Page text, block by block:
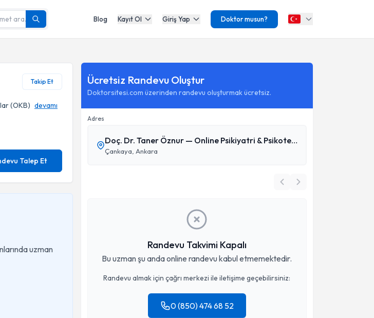
Blog Kayıt Ol Giriş Yap Doktor musun?
Takip Et
(OKB) devamı
Talep Et
uzman
Ücretsiz Randevu Oluştur
Doktorsitesi.com üzerinden randevu oluşturmak ücretsiz.
Adres
Doç. Dr. Taner Öznur — Online Psikiyatri & Psikoterapi
Çankaya, Ankara
Randevu Takvimi Kapalı
Bu uzman şu anda online randevu kabul etmemektedir.
Randevu almak için çağrı merkezi ile iletişime geçebilirsiniz:
0 (850) 474 68 52